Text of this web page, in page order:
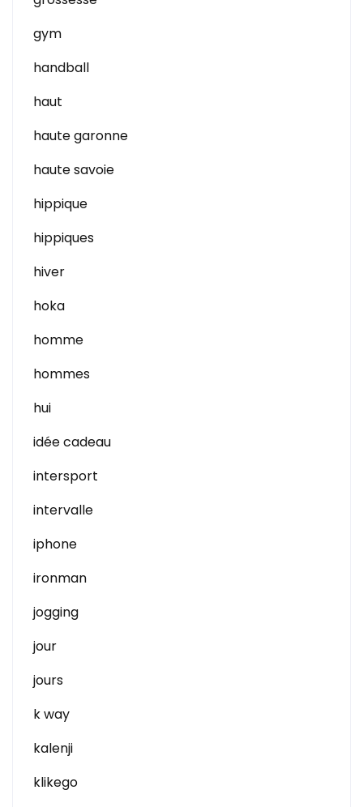
gym
handball
haut
haute garonne
haute savoie
hippique
hippiques
hiver
hoka
homme
hommes
hui
idée cadeau
intersport
intervalle
iphone
ironman
jogging
jour
jours
k way
kalenji
klikego